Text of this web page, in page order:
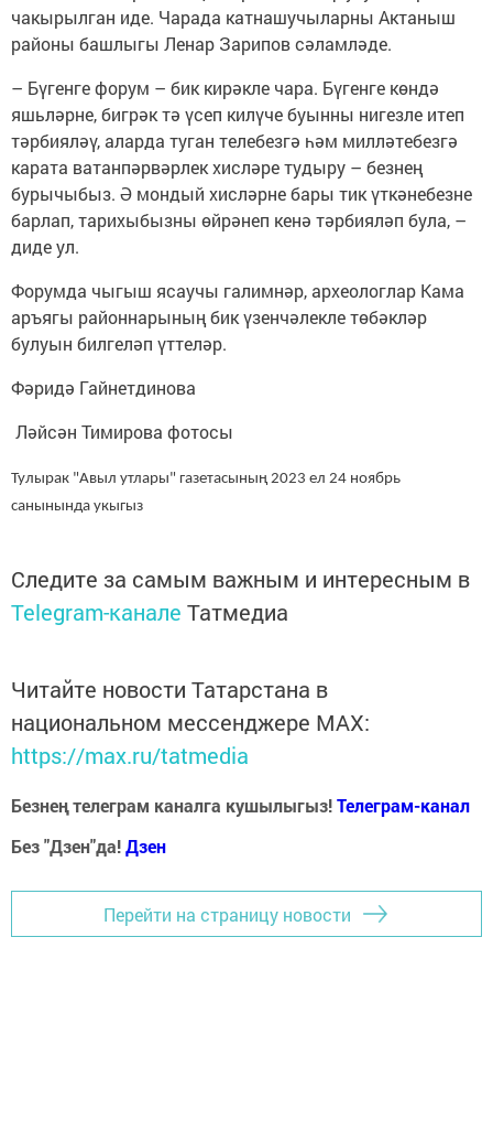
чакырылган иде. Чарада катнашучыларны Актаныш
районы башлыгы Ленар Зарипов сәламләде.
– Бүгенге форум – бик кирәкле чара. Бүгенге көндә
яшьләрне, бигрәк тә үсеп килүче буынны нигезле итеп
тәрбияләү, аларда туган телебезгә һәм милләтебезгә
карата ватанпәрвәрлек хисләре тудыру – безнең
бурычыбыз. Ә мондый хисләрне бары тик үткәнебезне
барлап, тарихыбызны өйрәнеп кенә тәрбияләп була, –
диде ул.
Форумда чыгыш ясаучы галимнәр, археологлар Кама
аръягы районнарының бик үзенчәлекле төбәкләр
булуын билгеләп үттеләр.
Фәридә Гайнетдинова
Ләйсән Тимирова фотосы
Тулырак "Авыл утлары" газетасының 2023 ел 24 ноябрь
санынында укыгыз
Следите за самым важным и интересным в
Telegram-канале Татмедиа
Читайте новости Татарстана в
национальном мессенджере MАХ:
https://max.ru/tatmedia
Безнең телеграм каналга кушылыгыз!Телеграм-канал
Без "Дзен"да!Дзен
Перейти на страницу новости